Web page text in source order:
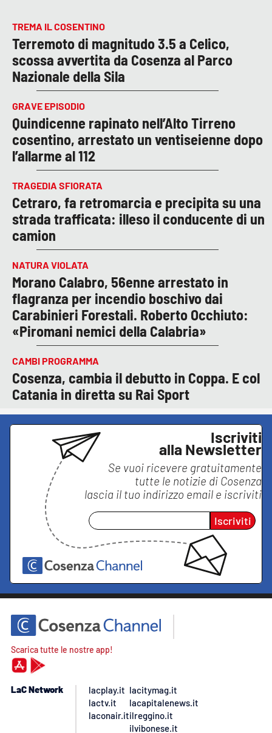
TREMA IL COSENTINO
Terremoto di magnitudo 3.5 a Celico,
scossa avvertita da Cosenza al Parco
Nazionale della Sila
GRAVE EPISODIO
Quindicenne rapinato nell’Alto Tirreno
cosentino, arrestato un ventiseienne dopo
l’allarme al 112
TRAGEDIA SFIORATA
Cetraro, fa retromarcia e precipita su una
strada trafficata: illeso il conducente di un
camion
NATURA VIOLATA
Morano Calabro, 56enne arrestato in
flagranza per incendio boschivo dai
Carabinieri Forestali. Roberto Occhiuto:
«Piromani nemici della Calabria»
CAMBI PROGRAMMA
Cosenza, cambia il debutto in Coppa. E col
Catania in diretta su Rai Sport
Iscriviti
alla Newsletter
Se vuoi ricevere gratuitamente
tutte le notizie di Cosenza
lascia il tuo indirizzo email e iscriviti
Iscriviti
Scarica tutte le nostre app!
LaC Network
lacplay.it
lactv.it
laconair.it
lacitymag.it
lacapitalenews.it
ilreggino.it
ilvibonese.it